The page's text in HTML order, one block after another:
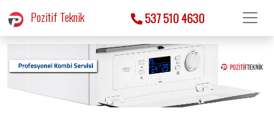
Pozitif Teknik 537 510 4630